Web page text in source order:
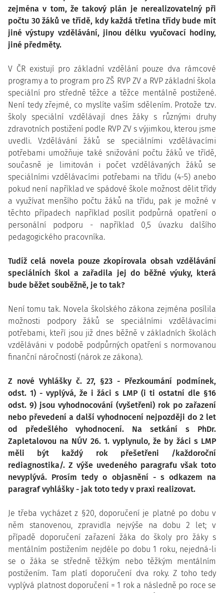
zejména v tom, že takový plán je nerealizovatelný při
počtu 30 žáků ve třídě, kdy každá třetina třídy bude mít
jiné výstupy vzdělávání, jinou délku vyučovací hodiny,
jiné předměty.
V ČR existují pro základní vzdělání pouze dva rámcové
programy a to program pro ZŠ RVP ZV a RVP základní škola
speciální pro středně těžce a těžce mentálně postižené.
Není tedy zřejmé, co myslíte vaším sdělením. Protože tzv.
školy speciální vzdělávají dnes žáky s různými druhy
zdravotních postižení podle RVP ZV s výjimkou, kterou jsme
uvedli. Vzdělávání žáků se speciálními vzdělávacími
potřebami umožňuje také snižování počtu žáků ve třídě,
současně je limitován i počet vzdělávaných žáků se
speciálními vzdělávacími potřebami na třídu (4-5) anebo
pokud není například ve spádové škole možnost dělit třídy
a využívat menšího počtu žáků na třídu, pak je možné v
těchto případech například posílit podpůrná opatření o
personální podporu - například 0,5 úvazku dalšího
pedagogického pracovníka.
Tudíž celá novela pouze zkopírovala obsah vzdělávání
speciálních škol a zařadila jej do běžné výuky, která
bude běžet souběžně, je to tak?
Není tomu tak. Novela školského zákona zejména posílila
možnosti podpory žáků se speciálními vzdělávacími
potřebami, kteří jsou již dnes běžně v základních školách
vzděláváni v podobě podpůrných opatření s normovanou
finanční náročností (nárok ze zákona).
Z nové Vyhlášky č. 27, §23 - Přezkoumání podmínek,
odst. 1) - vyplývá, že i žáci s LMP (i ti ostatní dle §16
odst. 9) jsou vyhodnocování (vyšetřeni) rok po zařazení
nebo převedení a další vyhodnocení nejpozději do 2 let
od předešlého vyhodnocení. Na setkání s PhDr.
Zapletalovou na NÚV 26. 1. vyplynulo, že by žáci s LMP
měli být každý rok přešetřeni /každoroční
rediagnostika/. Z výše uvedeného paragrafu však toto
nevyplývá. Prosím tedy o objasnění - s odkazem na
paragraf vyhlášky - jak toto tedy v praxi realizovat.
Je třeba vycházet z §20, doporučení je platné po dobu v
něm stanovenou, zpravidla nejvýše na dobu 2 let; v
případě doporučení zařazení žáka do školy pro žáky s
mentálním postižením nejdéle po dobu 1 roku, nejedná-li
se o žáka se středně těžkým nebo těžkým mentálním
postižením. Tam platí doporučení dva roky. Z toho tedy
vyplývá platnost doporučení = 1 rok a následně po roce se